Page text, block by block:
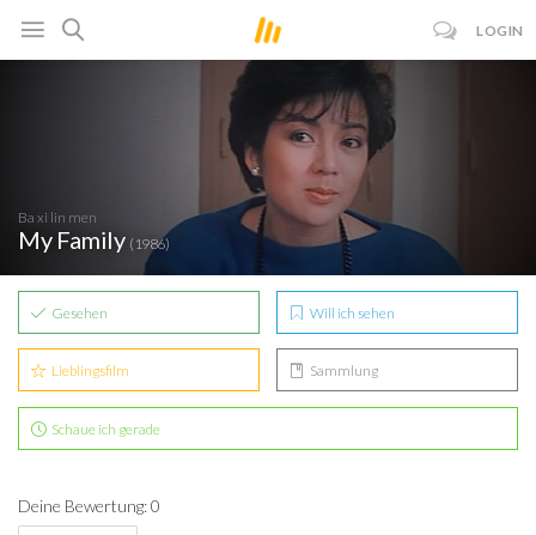
LOGIN
Ba xi lin men
My Family (1986)
Gesehen Will ich sehen
Lieblingsfilm Sammlung
Schaue ich gerade
Deine Bewertung: 0